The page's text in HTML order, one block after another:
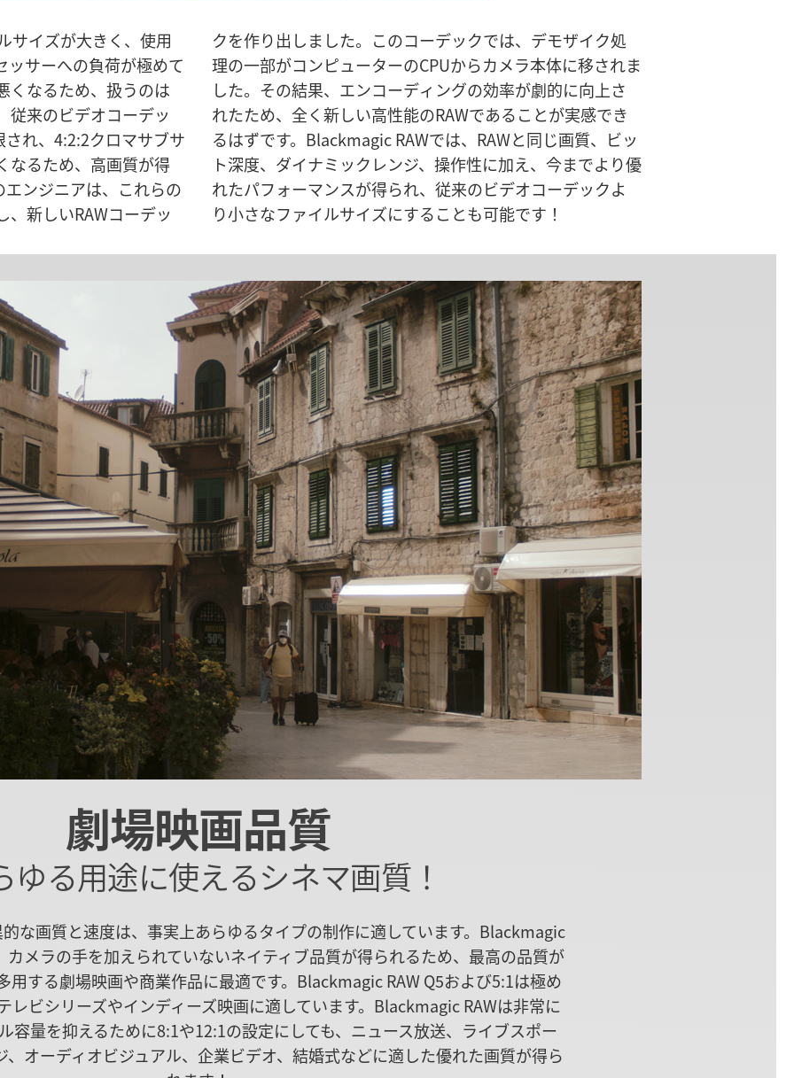
サイズが大きく、使用
ッサーへの負荷が極めて
くなるため、扱うのは
従来のビデオコーデッ
れ、4:2:2クロマサブサ
なるため、高画質が得
ンジニアは、これらの
新しいRAWコーデッ
クでは、デモザイク処
らカメラ本体に移されま
の効率が劇的に向上さ
であることが実感でき
RAWと同じ画質、ビッ
に加え、今までより優
のビデオコーデックよ
り小さなファイルサイズにすることも可能です！
劇場映画品質
ゆる用途に使えるシネマ画質！
な画質と速度は、事実上あらゆるタイプの制作に適しています。Blackmagic
カメラの手を加えられていないネイティブ品質が得られるため、最高の品質が
用する劇場映画や商業作品に最適です。Blackmagic RAW Q5および5:1は極め
レビシリーズやインディーズ映画に適しています。Blackmagic RAWは非常に
容量を抑えるために8:1や12:1の設定にしても、ニュース放送、ライブスポー
オーディオビジュアル、企業ビデオ、結婚式などに適した優れた画質が得ら